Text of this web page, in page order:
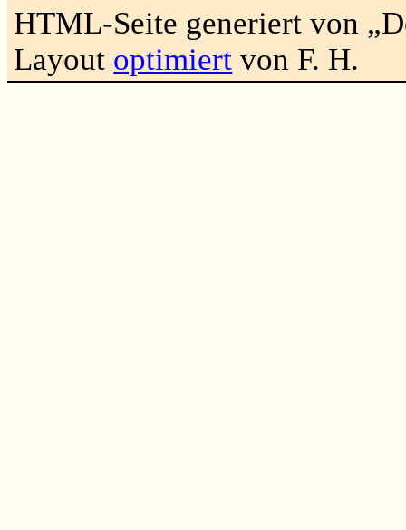
HTML-Seite generiert von
Layout optimiert von F. H.